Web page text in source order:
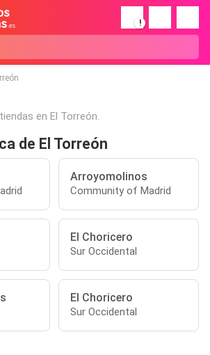
!
en El Torreón.
de El Torreón
Arroyomolinos
Community of Madrid
El Choricero
Sur Occidental
El Choricero
Sur Occidental